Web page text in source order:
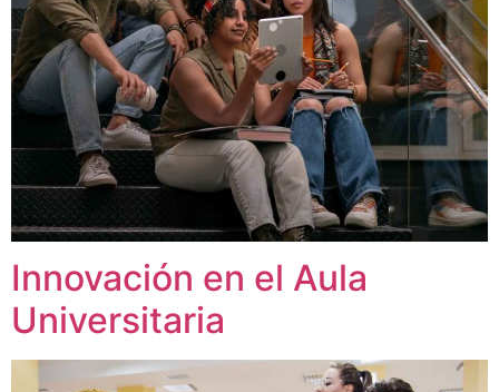
Innovación en el Aula
Universitaria